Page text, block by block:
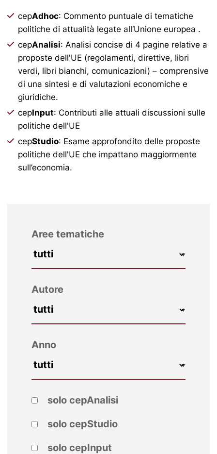
cepAdhoc: Commento puntuale di tematiche
politiche di attualità legate all‘Unione europea .
cepAnalisi: Analisi concise di 4 pagine relative a
proposte dell'UE (regolamenti, direttive, libri
verdi, libri bianchi, comunicazioni) – comprensive
di una sintesi e di valutazioni economiche e
giuridiche.
cepInput: Contributi alle attuali discussioni sulle
politiche dell'UE
cepStudio: Esame approfondito delle proposte
politiche dell'UE che impattano maggiormente
sull’economia.
Aree tematiche
Autore
Anno
solo cepAnalisi
solo cepStudio
solo cepInput